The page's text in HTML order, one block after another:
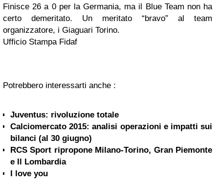
Finisce 26 a 0 per la Germania, ma il Blue Team non ha
certo demeritato. Un meritato “bravo” al team
organizzatore, i Giaguari Torino.
Ufficio Stampa Fidaf
Potrebbero interessarti anche :
Juventus: rivoluzione totale
Calciomercato 2015: analisi operazioni e impatti sui
bilanci (al 30 giugno)
RCS Sport ripropone Milano-Torino, Gran Piemonte
e Il Lombardia
I love you